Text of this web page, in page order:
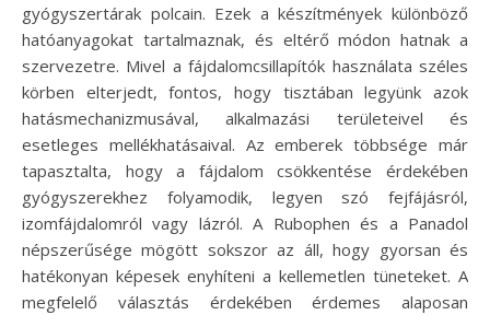
gyógyszertárak polcain. Ezek a készítmények különböző
hatóanyagokat tartalmaznak, és eltérő módon hatnak a
szervezetre. Mivel a fájdalomcsillapítók használata széles
körben elterjedt, fontos, hogy tisztában legyünk azok
hatásmechanizmusával, alkalmazási területeivel és
esetleges mellékhatásaival. Az emberek többsége már
tapasztalta, hogy a fájdalom csökkentése érdekében
gyógyszerekhez folyamodik, legyen szó fejfájásról,
izomfájdalomról vagy lázról. A Rubophen és a Panadol
népszerűsége mögött sokszor az áll, hogy gyorsan és
hatékonyan képesek enyhíteni a kellemetlen tüneteket. A
megfelelő választás érdekében érdemes alaposan